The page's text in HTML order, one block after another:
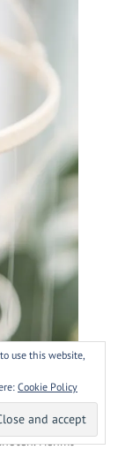
ihr die
Nehmt
use this website,
Cookie Policy